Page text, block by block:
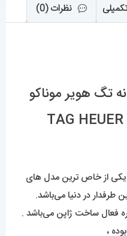
نظرات (0)
تگ هویر موناکو
کرنوگراف بند چرم 0860 TAG HEUER
از خاص ترین مدل های
طرفدار در دنیا می‌باشد.
فعال ساخت ژاپن می‌باشد .
،